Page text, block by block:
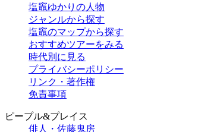
塩竈ゆかりの人物
ジャンルから探す
塩竈のマップから探す
おすすめツアーをみる
時代別に見る
プライバシーポリシー
リンク・著作権
免責事項
ピープル&プレイス
俳人・佐藤鬼房